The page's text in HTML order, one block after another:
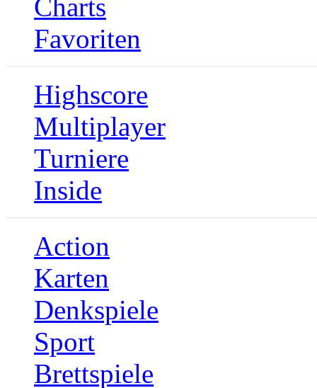
Charts
Favoriten
Highscore
Multiplayer
Turniere
Inside
Action
Karten
Denkspiele
Sport
Brettspiele